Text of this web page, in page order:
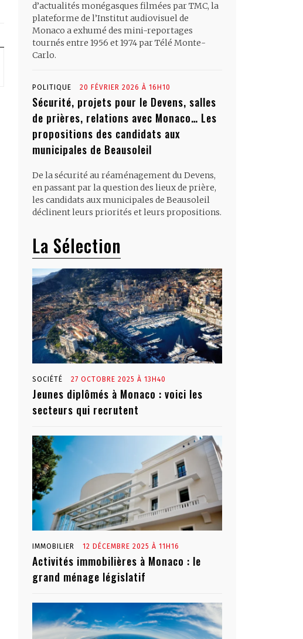
d’actualités monégasques filmées par TMC, la
plateforme de l’Institut audiovisuel de
Monaco a exhumé des mini-reportages
tournés entre 1956 et 1974 par Télé Monte-
Carlo.
POLITIQUE 20 FÉVRIER 2026 À 16H10
Sécurité, projets pour le Devens, salles
de prières, relations avec Monaco… Les
propositions des candidats aux
municipales de Beausoleil
De la sécurité au réaménagement du Devens,
en passant par la question des lieux de prière,
les candidats aux municipales de Beausoleil
déclinent leurs priorités et leurs propositions.
La Sélection
SOCIÉTÉ 27 OCTOBRE 2025 À 13H40
Jeunes diplômés à Monaco : voici les
secteurs qui recrutent
IMMOBILIER 12 DÉCEMBRE 2025 À 11H16
Activités immobilières à Monaco : le
grand ménage législatif